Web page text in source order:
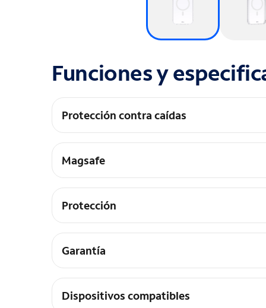
Funciones y
Protección contra caídas
Protección contra caídas de 15 pies
Magsafe
Imanes integrados, funciona con imanes
Protección
Protección antimicrobiana
Garantía
Garantía de por vida
Dispositivos compatibles